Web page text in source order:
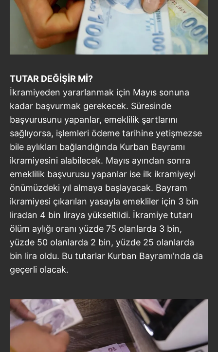
TUTAR DEĞİŞİR Mİ?
İkramiyeden yararlanmak için Mayıs sonuna
kadar başvurmak gerekecek. Süresinde
başvurusunu yapanlar, emeklilik şartlarını
sağlıyorsa, işlemleri ödeme tarihine yetişmezse
bile aylıkları bağlandığında Kurban Bayramı
ikramiyesini alabilecek. Mayıs ayından sonra
emeklilik başvurusu yapanlar ise ilk ikramiyeyi
önümüzdeki yıl almaya başlayacak. Bayram
ikramiyesi çıkarılan yasayla emekliler için 3 bin
liradan 4 bin liraya yükseltildi. İkramiye tutarı
ölüm aylığı oranı yüzde 75 olanlarda 3 bin,
yüzde 50 olanlarda 2 bin, yüzde 25 olanlarda
bin lira oldu. Bu tutarlar Kurban Bayramı'nda da
geçerli olacak.